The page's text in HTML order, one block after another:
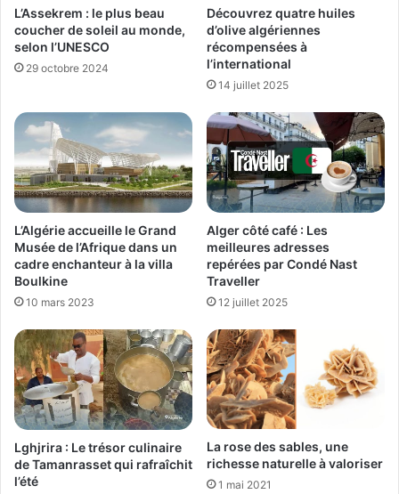
L’Assekrem : le plus beau
coucher de soleil au monde,
selon l’UNESCO
29 octobre 2024
Découvrez quatre huiles
d’olive algériennes
récompensées à
l’international
14 juillet 2025
L’Algérie accueille le Grand
Musée de l’Afrique dans un
cadre enchanteur à la villa
Boulkine
10 mars 2023
Alger côté café : Les
meilleures adresses
repérées par Condé Nast
Traveller
12 juillet 2025
Lghjrira : Le trésor culinaire
de Tamanrasset qui rafraîchit
l’été
La rose des sables, une
richesse naturelle à valoriser
1 mai 2021